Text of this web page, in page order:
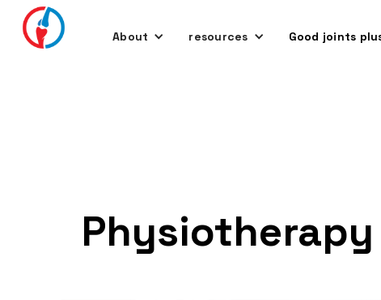
About resources Good joints